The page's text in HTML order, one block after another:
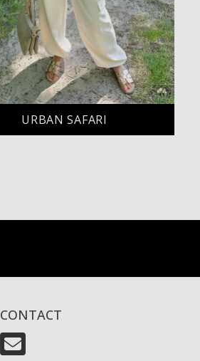
URBAN SAFARI
CONTACT